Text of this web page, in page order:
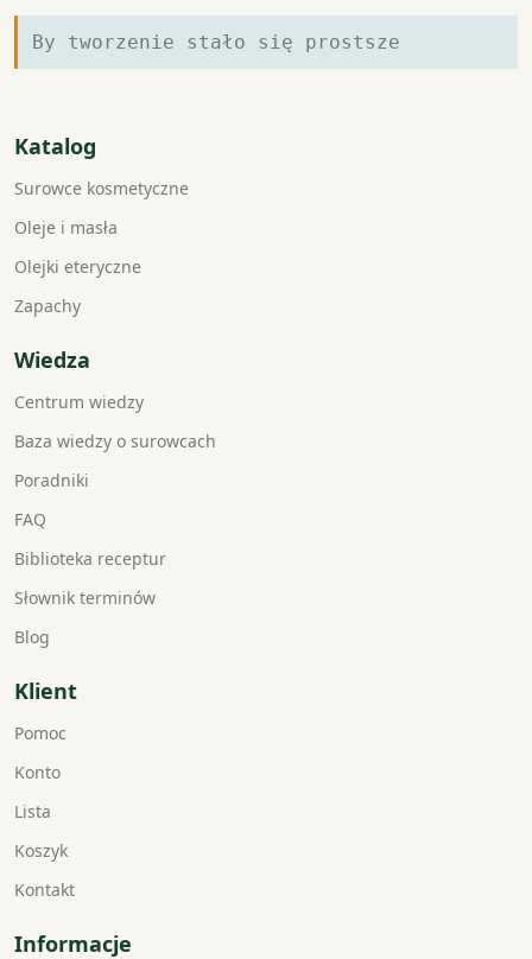
By tworzenie stało się prostsze
Katalog
Surowce kosmetyczne
Oleje i masła
Olejki eteryczne
Zapachy
Wiedza
Centrum wiedzy
Baza wiedzy o surowcach
Poradniki
FAQ
Biblioteka receptur
Słownik terminów
Blog
Klient
Pomoc
Konto
Lista
Koszyk
Kontakt
Informacje